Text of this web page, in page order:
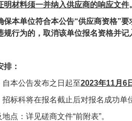
明材料须一并纳入供应商的响应文件
保本单位符合本公告“供应商资格”
规行为的，取消该单位报名资格并记
排：
自本公告发布之日起至2023年11月 6
招标科将在报名截止后对报名成功单
点：详见磋商文件“前附表”。